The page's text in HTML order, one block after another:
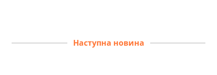
Наступна новина